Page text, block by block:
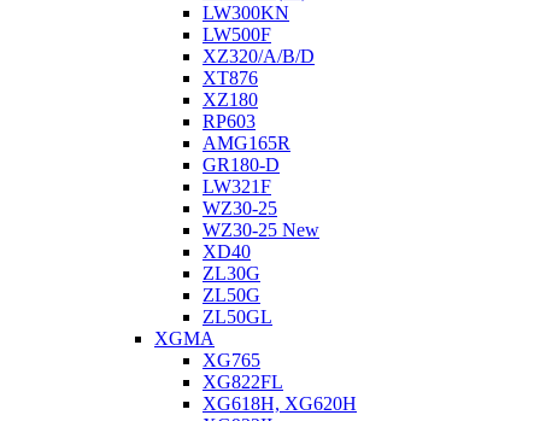
LW300KN
LW500F
XZ320/A/B/D
XT876
XZ180
RP603
АMG165R
GR180-D
LW321F
WZ30-25
WZ30-25 New
XD40
ZL30G
ZL50G
ZL50GL
XGMA
XG765
XG822FL
XG618H, XG620H